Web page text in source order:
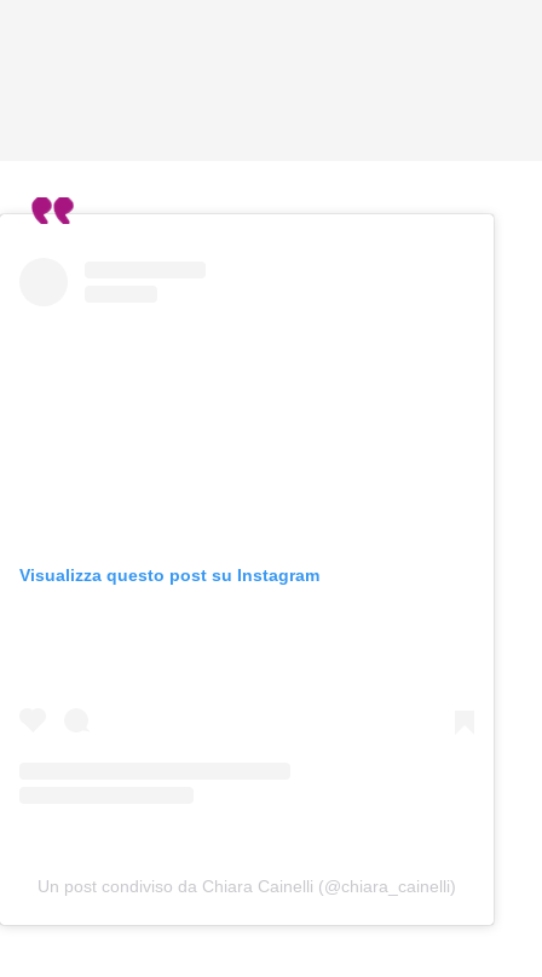
Visualizza questo post su Instagram
Un post condiviso da Chiara Cainelli (@chiara_cainelli)